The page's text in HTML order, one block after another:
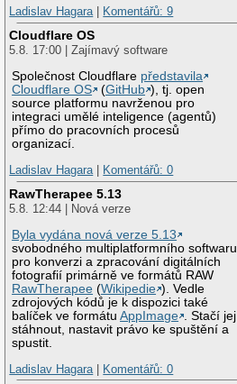
Ladislav Hagara| Komentářů: 9
Cloudflare OS
5.8. 17:00 | Zajímavý software
Společnost Cloudflare představila
Cloudflare OS
(GitHub ), tj. open
source platformu navrženou pro
integraci umělé inteligence (agentů)
přímo do pracovních procesů
organizací.
Ladislav Hagara| Komentářů: 0
RawTherapee 5.13
5.8. 12:44 | Nová verze
Byla vydána nová verze 5.13
svobodného multiplatformního softwaru
pro konverzi a zpracování digitálních
fotografií primárně ve formátů RAW
RawTherapee (Wikipedie ). Vedle
zdrojových kódů je k dispozici také
balíček ve formátuAppImage
. Stačí jej
stáhnout, nastavit právo ke spuštění a
spustit.
Ladislav Hagara| Komentářů: 0